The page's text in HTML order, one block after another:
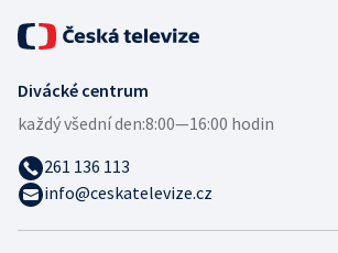
Divácké centrum
každý všední den:8:00—16:00 hodin
261 136 113
info@ceskatelevize.cz